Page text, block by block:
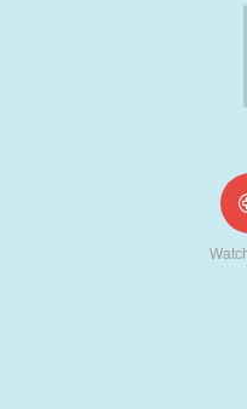
TRULL